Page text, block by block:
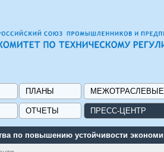
ПЛАНЫ
ОТЧЕТЫ ПРЕСС-ЦЕНТР
по повышению устойчивости